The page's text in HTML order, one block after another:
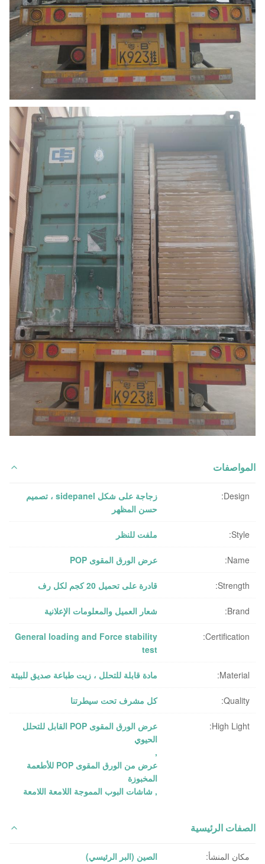
المواصفات
Design:
زجاجة على شكل sidepanel ، تصميم
حسن المظهر
Style: ملفت للنظر
Name: عرض الورق المقوى POP
Strength: قادرة على تحميل 20 كجم لكل رف
Brand: شعار العميل والمعلومات الإعلانية
Certification:
General loading and Force stability
test
Material: مادة قابلة للتحلل ، زيت طباعة صديق للبيئة
Quality: كل مشرف تحت سيطرتنا
High Light:
عرض الورق المقوى POP القابل للتحلل
الحيوي
,
عرض من الورق المقوى POP للأطعمة
المخبوزة
, شاشات البوب ​​المموجة اللامعة اللامعة
الصفات الرئيسية
مكان المنشأ: الصين (البر الرئيسي)